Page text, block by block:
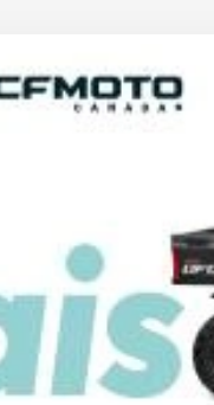
DE PAIEMENT